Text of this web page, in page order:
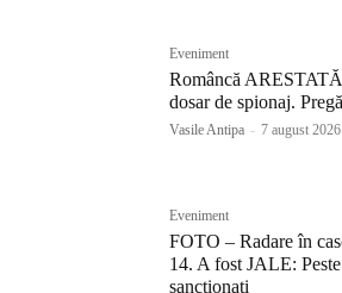
Eveniment
Româncă
dosar de spionaj.
Vasile Antipa - 7 august 2026
Eveniment
FOTO – Radare în
14. A fost JALE:
sancționați